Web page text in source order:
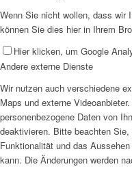
Wenn Sie nicht wollen, dass wir
können Sie dies hier in Ihrem
Hier klicken, um Google
Andere externe Dienste
Wir nutzen auch verschiedene
Maps und externe
personenbezogene Daten von
deaktivieren. Bitte beachten
Funktionalität und das
kann. Die Änderungen werden